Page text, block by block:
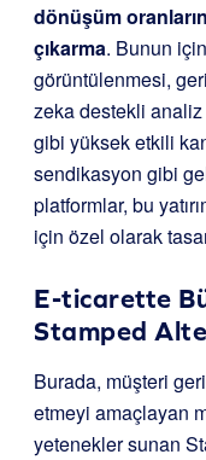
dönüşüm
çıkarma. Bunun
görüntülenmesi,
zeka destekli
gibi yüksek etkili
sendikasyon gibi
platformlar, bu
için özel olarak
E-ticarette
Stamped
Burada, müşteri
etmeyi amaçlayan
yetenekler sunan